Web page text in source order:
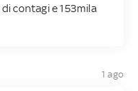
contagi e 153mila
1 ago